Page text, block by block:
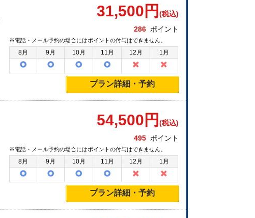
31,500 円 (税込)
286 ポイント
※電話・メール予約の場合にはポイントの付与はできません。
8月 9月 10月 11月 12月 1月
プラン詳細・予約
54,500 円 (税込)
495 ポイント
※電話・メール予約の場合にはポイントの付与はできません。
8月 9月 10月 11月 12月 1月
プラン詳細・予約